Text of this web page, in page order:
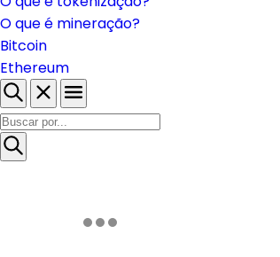
O que é mineração?
Bitcoin
Ethereum